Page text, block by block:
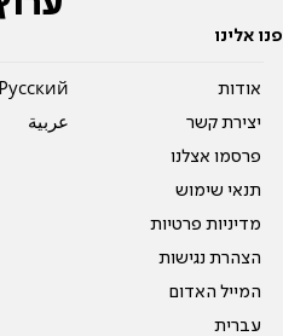
פנו אלינו
אודות
יצירת קשר
פרסמו אצלנו
תנאי שימוש
מדיניות פרטיות
הצהרת נגישות
המייל האדום
עברית
Pусский
عربية